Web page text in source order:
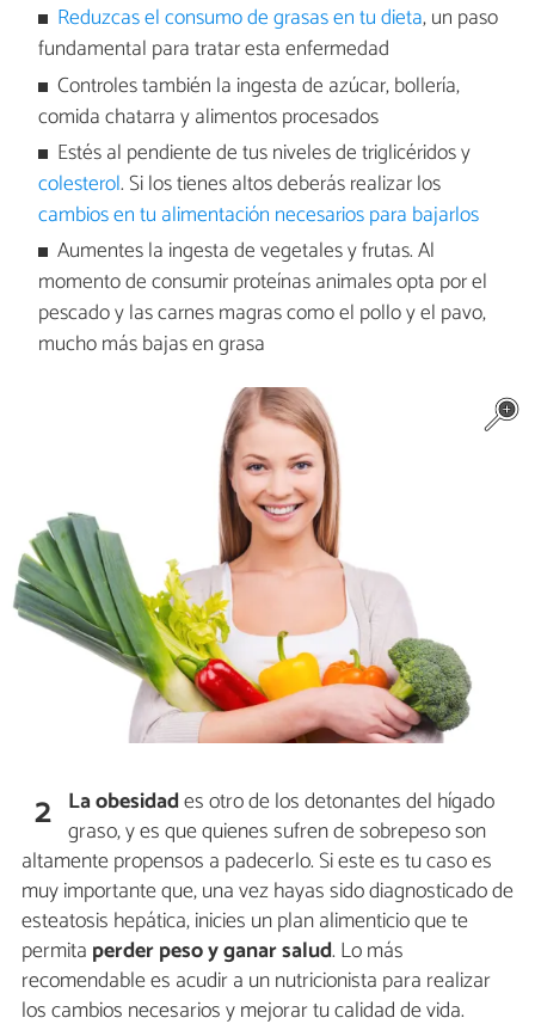
Reduzcas el consumo de grasas en tu dieta, un paso
fundamental para tratar esta enfermedad
Controles también la ingesta de azúcar, bollería,
comida chatarra y alimentos procesados
Estés al pendiente de tus niveles de triglicéridos y
colesterol. Si los tienes altos deberás realizar los
cambios en tu alimentación necesarios para bajarlos
Aumentes la ingesta de vegetales y frutas. Al
momento de consumir proteínas animales opta por el
pescado y las carnes magras como el pollo y el pavo,
mucho más bajas en grasa
2 La obesidades otro de los detonantes del hígado
graso, y es que quienes sufren de sobrepeso son
altamente propensos a padecerlo. Si este es tu caso es
muy importante que, una vez hayas sido diagnosticado de
esteatosis hepática, inicies un plan alimenticio que te
permita perder peso y ganar salud. Lo más
recomendable es acudir a un nutricionista para realizar
los cambios necesarios y mejorar tu calidad de vida.